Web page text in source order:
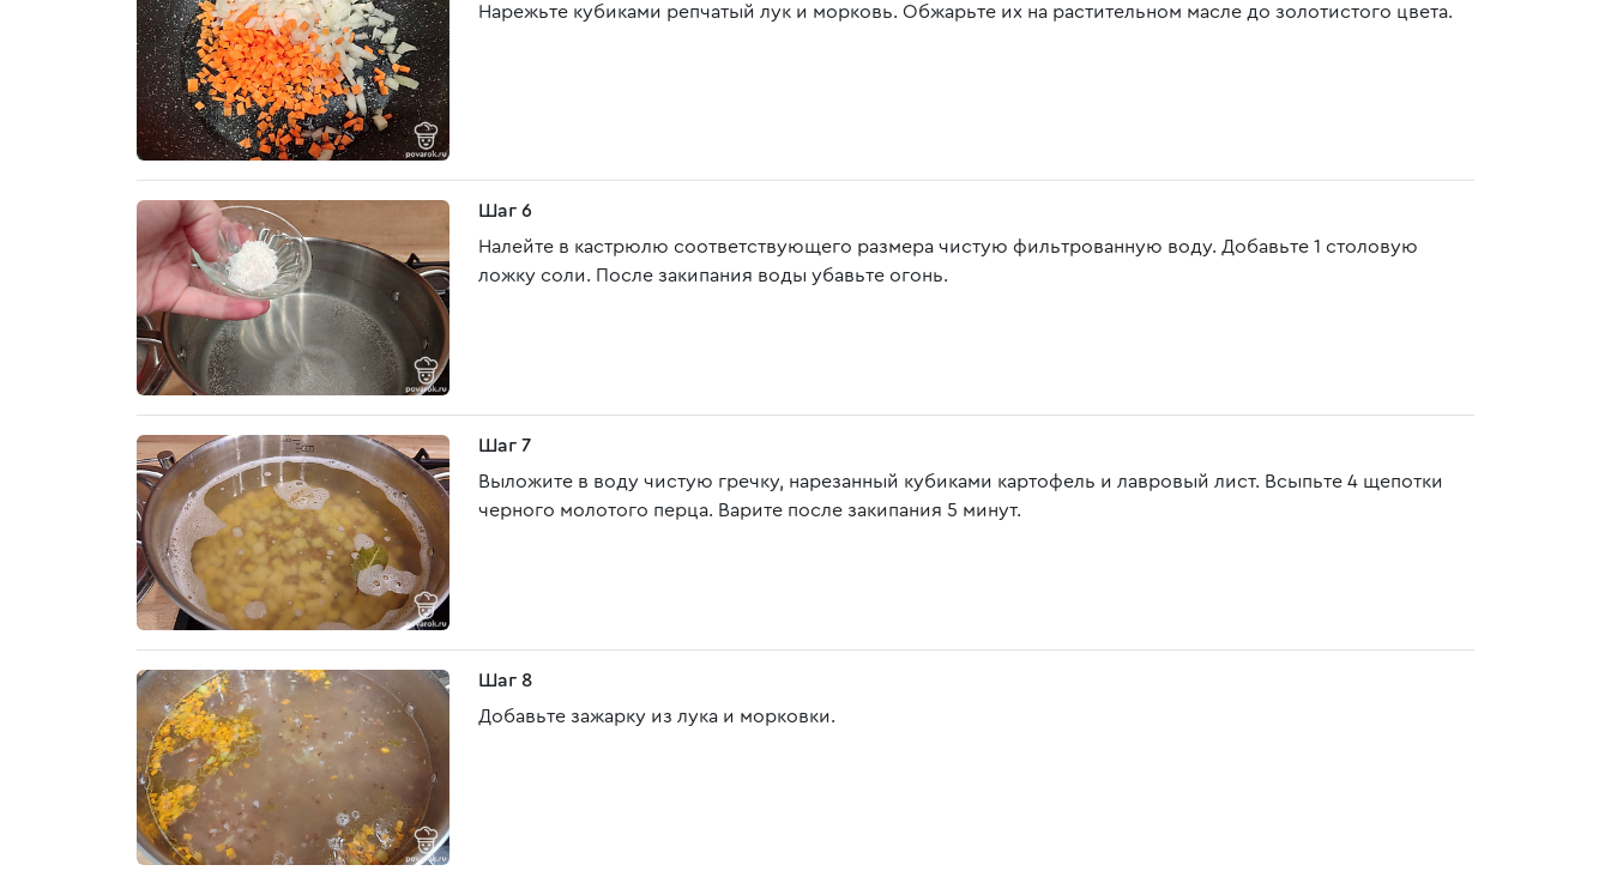
Нарежьте кубиками репчатый лук и морковь. Обжарьте их на растительном масле до золотистого цвета.
Шаг 6
Налейте в кастрюлю соответствующего размера чистую фильтрованную воду. Добавьте 1 столовую
ложку соли. После закипания воды убавьте огонь.
Шаг 7
Выложите в воду чистую гречку, нарезанный кубиками картофель и лавровый лист. Всыпьте 4 щепотки
черного молотого перца. Варите после закипания 5 минут.
Шаг 8
Добавьте зажарку из лука и морковки.